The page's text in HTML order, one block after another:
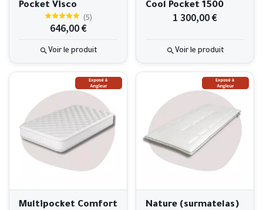
Pocket Visco
(5)
646,00 €
Voir le produit
Cool Pocket 1500
1 300,00 €
Voir le produit
Multipocket Comfort Nature (surmatelas)